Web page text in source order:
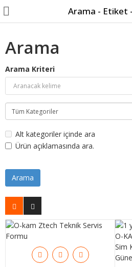
Hesabım
Kameralar
Tüm Kategoriler
Popüler
Güneş Enerjisi
Led Aydınlatma
Güvenlik
Arama - Etiket
Arama
Arama Kriteri
Alt kategoriler içinde ara
Ürün açıklamasında ara.